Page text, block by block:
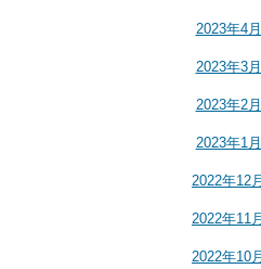
2023年4月
2023年3月
2023年2月
2023年1月
2022年12月
2022年11月
2022年10月